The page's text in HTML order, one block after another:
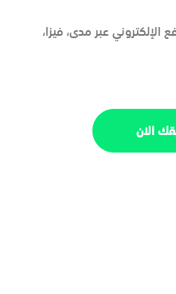
الإلكتروني عبر مدى، فيزا،
الان